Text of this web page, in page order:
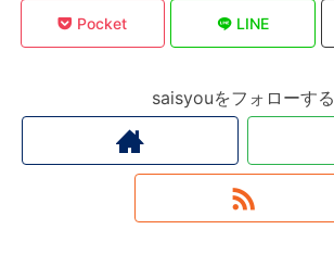
Pocket LINE
saisyouをフォローする